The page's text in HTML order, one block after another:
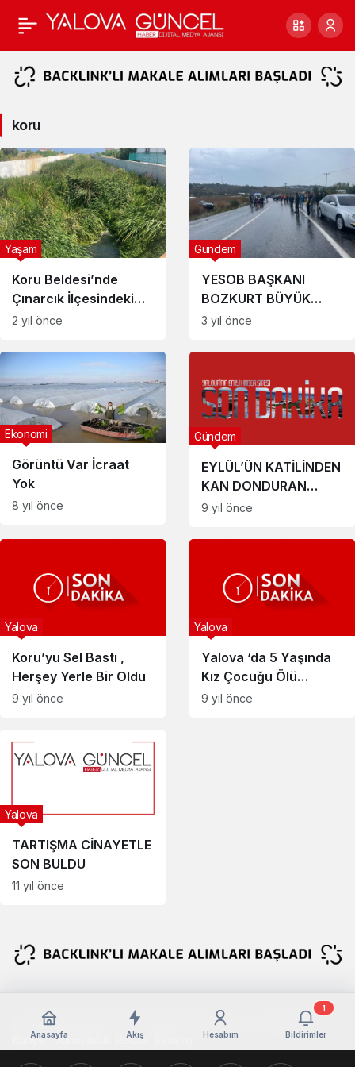
koru
Haberleri
koru
Koru Beldesi’nde
Çınarcık İlçesindeki
Dere Tehlike Saçıyor
Yaşam
2 yıl önce
YESOB BAŞKANI
BOZKURT BÜYÜK
TEHLİKE ATLATTI
Gündem
3 yıl önce
Görüntü Var İcraat
Yok
Ekonomi
8 yıl önce
EYLÜL’ÜN KATİLİNDEN
KAN DONDURAN
İFADE
Gündem
9 yıl önce
Koru’yu Sel Bastı ,
Herşey Yerle Bir Oldu
Yalova
9 yıl önce
Yalova ‘da 5 Yaşında
Kız Çocuğu Ölü
Bulundu
Yalova
9 yıl önce
TARTIŞMA CİNAYETLE
SON BULDU
Yalova
11 yıl önce
Anasayfa Akış Hesabım Bildirimler
1
Copyright © 2026 , Tüm Hakları Yalova Güncel Haber Aittir !
Künye Sorumluluk Reddi